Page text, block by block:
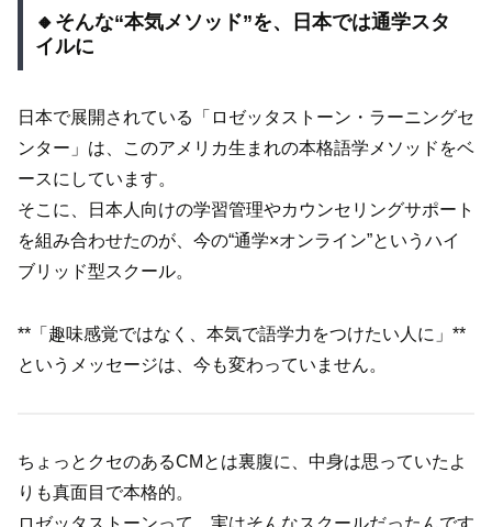
🔸そんな“本気メソッド”を、日本では通学スタ
イルに
日本で展開されている「ロゼッタストーン・ラーニングセ
ンター」は、このアメリカ生まれの本格語学メソッドをベ
ースにしています。
そこに、日本人向けの学習管理やカウンセリングサポート
を組み合わせたのが、今の“通学×オンライン”というハイ
ブリッド型スクール。
**「趣味感覚ではなく、本気で語学力をつけたい人に」**
というメッセージは、今も変わっていません。
ちょっとクセのあるCMとは裏腹に、中身は思っていたよ
りも真面目で本格的。
ロゼッタストーンって、実はそんなスクールだったんです